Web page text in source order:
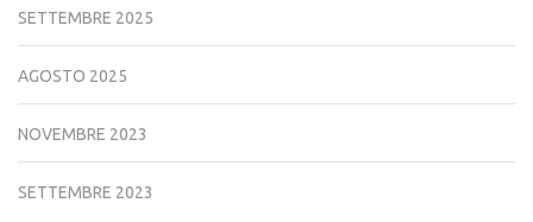
SETTEMBRE 2025
AGOSTO 2025
NOVEMBRE 2023
SETTEMBRE 2023